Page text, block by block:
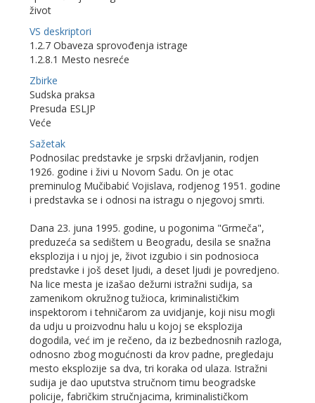
život
VS deskriptori
1.2.7 Obaveza sprovođenja istrage
1.2.8.1 Mesto nesreće
Zbirke
Sudska praksa
Presuda ESLJP
Veće
Sažetak
Podnosilac predstavke je srpski državljanin, rodjen
1926. godine i živi u Novom Sadu. On je otac
preminulog Mučibabić Vojislava, rodjenog 1951. godine
i predstavka se i odnosi na istragu o njegovoj smrti.
Dana 23. juna 1995. godine, u pogonima "Grmeča",
preduzeća sa sedištem u Beogradu, desila se snažna
eksplozija i u njoj je, život izgubio i sin podnosioca
predstavke i još deset ljudi, a deset ljudi je povredjeno.
Na lice mesta je izašao dežurni istražni sudija, sa
zamenikom okružnog tužioca, kriminalističkim
inspektorom i tehničarom za uvidjanje, koji nisu mogli
da udju u proizvodnu halu u kojoj se eksplozija
dogodila, već im je rečeno, da iz bezbednosnih razloga,
odnosno zbog mogućnosti da krov padne, pregledaju
mesto eksplozije sa dva, tri koraka od ulaza. Istražni
sudija je dao uputstva stručnom timu beogradske
policije, fabričkim stručnjacima, kriminalističkom